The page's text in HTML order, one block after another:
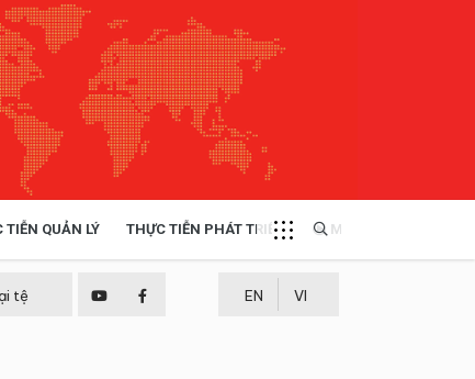
TIỄN QUẢN LÝ THỰC TIỄN PHÁT TRIỂN MULTIMEDIA
tệ EN VI